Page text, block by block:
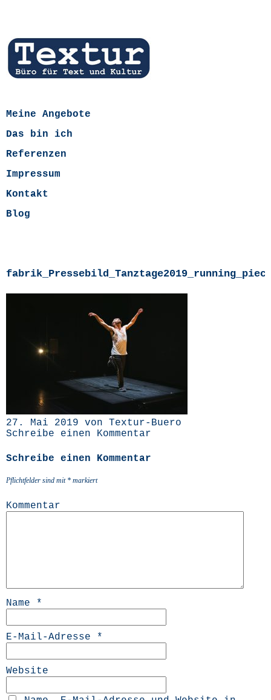
Meine Angebote
Das bin ich
Referenzen
Impressum
Kontakt
Blog
27. Mai 2019 von Textur-Buero
Schreibe einen Kommentar
Schreibe einen Kommentar
Pflichtfelder sind mit * markiert
Kommentar
Name *
E-Mail-Adresse *
Website